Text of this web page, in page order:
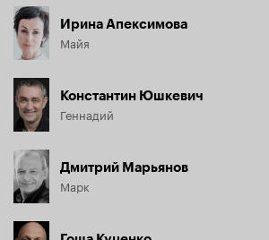
Ирина Апексимова
Майя
Константин Юшкевич
Геннадий
Дмитрий Марьянов
Марк